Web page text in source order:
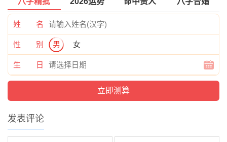
姓 名
性 别 男 女
生 日
发表评论